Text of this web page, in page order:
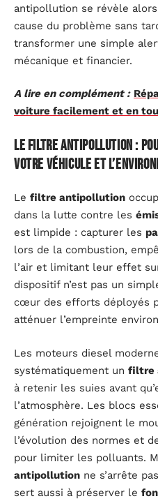
antipollution se révèle
cause du problème sans
transformer une simple
mécanique et financier.
A lire en complément :
voiture facilement et en
Le filtre antipollution :
votre véhicule et
Le filtre antipollution
dans la lutte contre les
est limpide : capturer les
lors de la combustion,
l’air et limitant leur effet
dispositif n’est pas un
cœur des efforts déployés
atténuer l’empreinte
Les moteurs diesel
systématiquement un filtre
à retenir les suies avant
l’atmosphère. Les blocs
génération rejoignent le
l’évolution des normes et
pour limiter les polluants.
antipollution ne s’arrête
sert aussi à préserver le